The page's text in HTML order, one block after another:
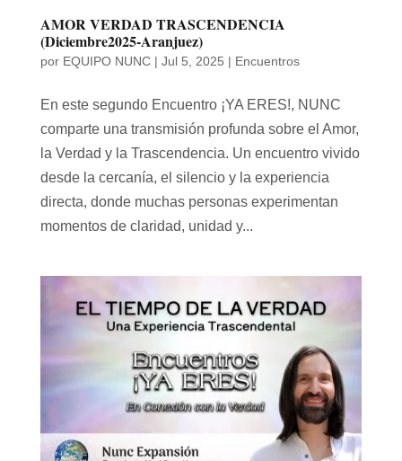
AMOR VERDAD TRASCENDENCIA
(Diciembre2025-Aranjuez)
por EQUIPO NUNC| Jul 5, 2025 | Encuentros
En este segundo Encuentro ¡YA ERES!, NUNC
comparte una transmisión profunda sobre el Amor,
la Verdad y la Trascendencia. Un encuentro vivido
desde la cercanía, el silencio y la experiencia
directa, donde muchas personas experimentan
momentos de claridad, unidad y...